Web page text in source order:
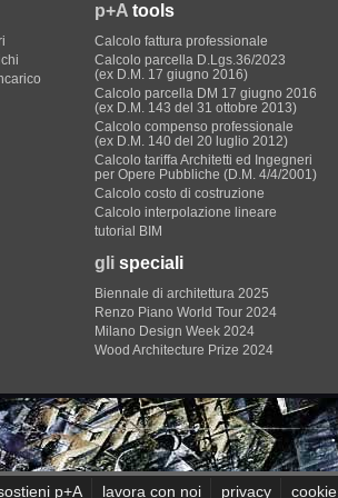
p+A tools
Calcolo fattura professionale
Calcolo parcella D.Lgs.36/2023
(ex D.M. 17 giugno 2016)
Calcolo parcella DM 17 giugno 2016
(ex D.M. 143 del 31 ottobre 2013)
Calcolo compenso professionale
(ex D.M. 140 del 20 luglio 2012)
Calcolo tariffa Architetti ed Ingegneri
per Opere Pubbliche (D.M. 4/4/2001)
Calcolo costo di costruzione
Calcolo interpolazione lineare
tutorial BIM
gli speciali
Biennale di architettura 2025
Renzo Piano World Tour 2024
Milano Design Week 2024
Wood Architecture Prize 2024
p+A lavora con noi privacy cookie